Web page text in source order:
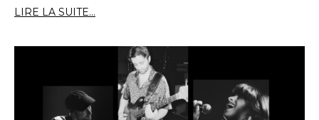
LIRE LA SUITE...